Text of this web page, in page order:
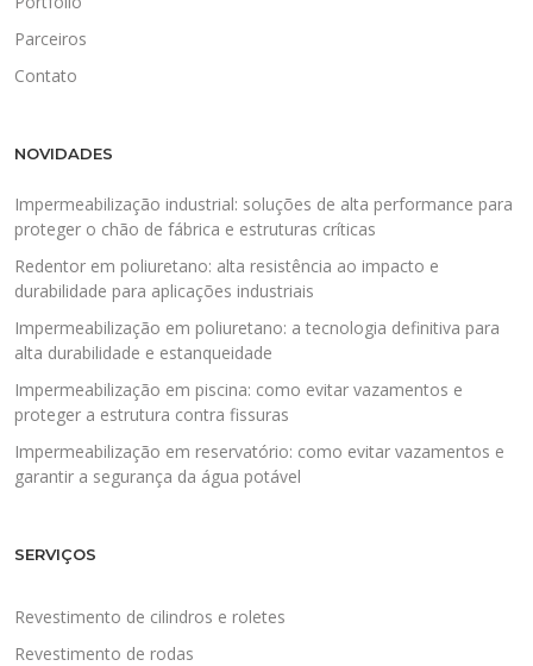
Parceiros
Contato
NOVIDADES
Impermeabilização industrial: soluções de alta performance para
proteger o chão de fábrica e estruturas críticas
Redentor em poliuretano: alta resistência ao impacto e
durabilidade para aplicações industriais
Impermeabilização em poliuretano: a tecnologia definitiva para
alta durabilidade e estanqueidade
Impermeabilização em piscina: como evitar vazamentos e
proteger a estrutura contra fissuras
Impermeabilização em reservatório: como evitar vazamentos e
garantir a segurança da água potável
SERVIÇOS
Revestimento de cilindros e roletes
Revestimento de rodas